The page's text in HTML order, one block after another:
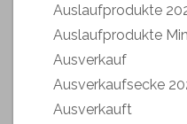
Auslaufprodukte
Auslaufprodukte
Ausverkauf
Ausverkaufsecke
Ausverkauft